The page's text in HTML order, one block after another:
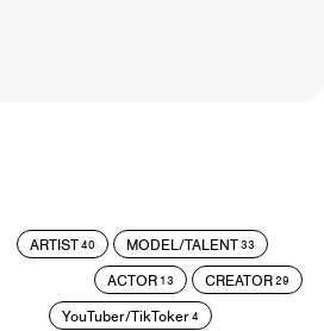
ARTIST40 MODEL/TALENT33
ACTOR 13 CREATOR29
YouTuber/TikToker4